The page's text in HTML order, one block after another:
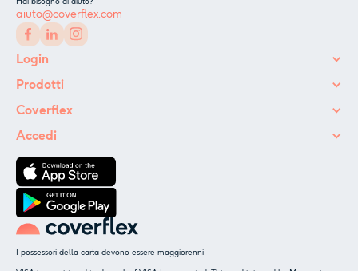
aiuto@coverflex.com
Login
Prodotti
Coverflex
Accedi
I possessori della carta devono essere maggiorenni